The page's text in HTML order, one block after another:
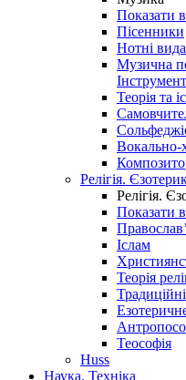
Показати
Пісенники
Нотні
Музична
Теорія та
Вокально-
Релігія.
Релігія.
Показати
Іслам
Теорія
Традиційні
Теософія
Huss
Наука. Техніка